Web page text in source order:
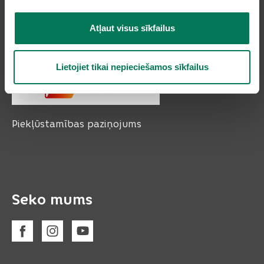
Atļaut visus sīkfailus
Lietojiet tikai nepieciešamos sīkfailus
Piekļūstamības paziņojums
Seko mums